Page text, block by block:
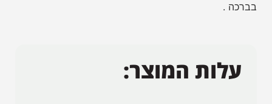
בברכה .
עלות המוצר: